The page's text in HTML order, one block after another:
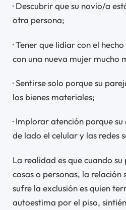
· Descubrir que su novio/a
otra persona;
· Tener que lidiar con el
con una nueva mujer mucho
· Sentirse solo porque su
los bienes materiales;
· Implorar atención porque
de lado el celular y las redes
La realidad es que cuando
cosas o personas, la relación
sufre la exclusión es quien
autoestima por el piso,